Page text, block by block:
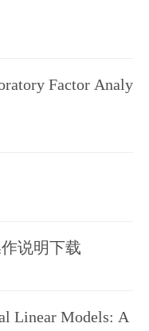
Factor Analy
说明下载
Linear Models: A